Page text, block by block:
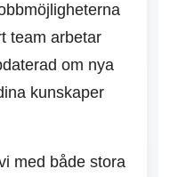
team arbetar
om nya
kunskaper
med både stora